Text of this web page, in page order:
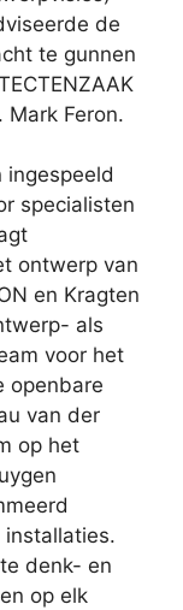
de
te gunnen
Mark Feron.
specialisten
ontwerp van
en Kragten
als
voor het
openbare
van der
op het
denk- en
op elk